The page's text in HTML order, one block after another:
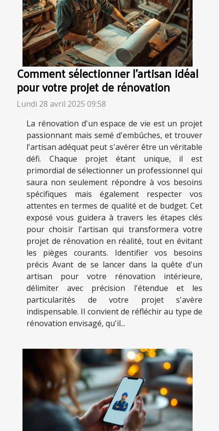
Comment sélectionner l'artisan idéal
pour votre projet de rénovation
Lundi 28 avril 2025 09:58
La rénovation d'un espace de vie est un projet
passionnant mais semé d'embûches, et trouver
l'artisan adéquat peut s'avérer être un véritable
défi. Chaque projet étant unique, il est
primordial de sélectionner un professionnel qui
saura non seulement répondre à vos besoins
spécifiques mais également respecter vos
attentes en termes de qualité et de budget. Cet
exposé vous guidera à travers les étapes clés
pour choisir l'artisan qui transformera votre
projet de rénovation en réalité, tout en évitant
les pièges courants. Identifier vos besoins
précis Avant de se lancer dans la quête d'un
artisan pour votre rénovation intérieure,
délimiter avec précision l'étendue et les
particularités de votre projet s'avère
indispensable. Il convient de réfléchir au type de
rénovation envisagé, qu'il...